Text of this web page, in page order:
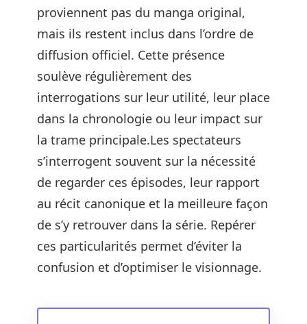
proviennent pas du manga original,
mais ils restent inclus dans l’ordre de
diffusion officiel. Cette présence
soulève régulièrement des
interrogations sur leur utilité, leur place
dans la chronologie ou leur impact sur
la trame principale.Les spectateurs
s’interrogent souvent sur la nécessité
de regarder ces épisodes, leur rapport
au récit canonique et la meilleure façon
de s’y retrouver dans la série. Repérer
ces particularités permet d’éviter la
confusion et d’optimiser le visionnage.